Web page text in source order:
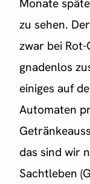
Monate
zu sehen.
zwar bei
gnadenlos
einiges auf
Automaten
das sind wir
Sachtleben